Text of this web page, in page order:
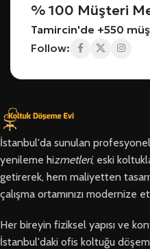
% 100 Müşteri
Tamircin'de +550
Follow:
İstanbul'da sunulan
yenileme hizmetleri, eski
getirerek, hem maliyetten
çalışma ortamınızı modernize
Her bireyin fiziksel yapısı ve
İstanbul'daki ofis koltuğu